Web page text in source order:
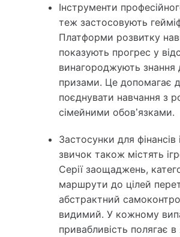
Інструменти
теж застосовують
Платформи розвитку
показують прогрес у
винагороджують знання
призами. Це допомагає
поєднувати навчання з
сімейними обов’язками.
Застосунки для фінансів
звичок також містять
Серії заощаджень,
маршрути до цілей
абстрактний
видимий. У кожному
привабливість полягає в